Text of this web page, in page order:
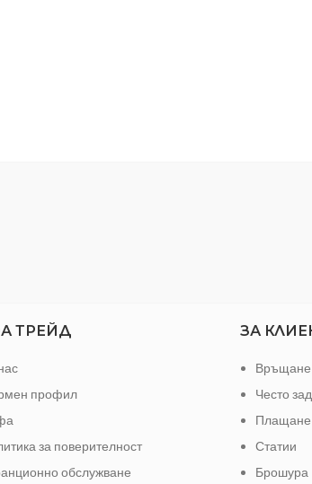
ТРЕЙД
профил
за поверителност
обслужване
ЗА
Връщане
Често
Плащане
Статии
Брошура